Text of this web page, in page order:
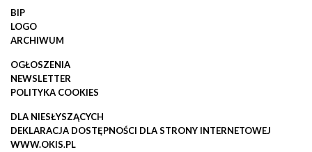
BIP
LOGO
ARCHIWUM
OGŁOSZENIA
NEWSLETTER
POLITYKA COOKIES
DLA NIESŁYSZĄCYCH
DEKLARACJA DOSTĘPNOŚCI DLA STRONY INTERNETOWEJ
WWW.OKIS.PL